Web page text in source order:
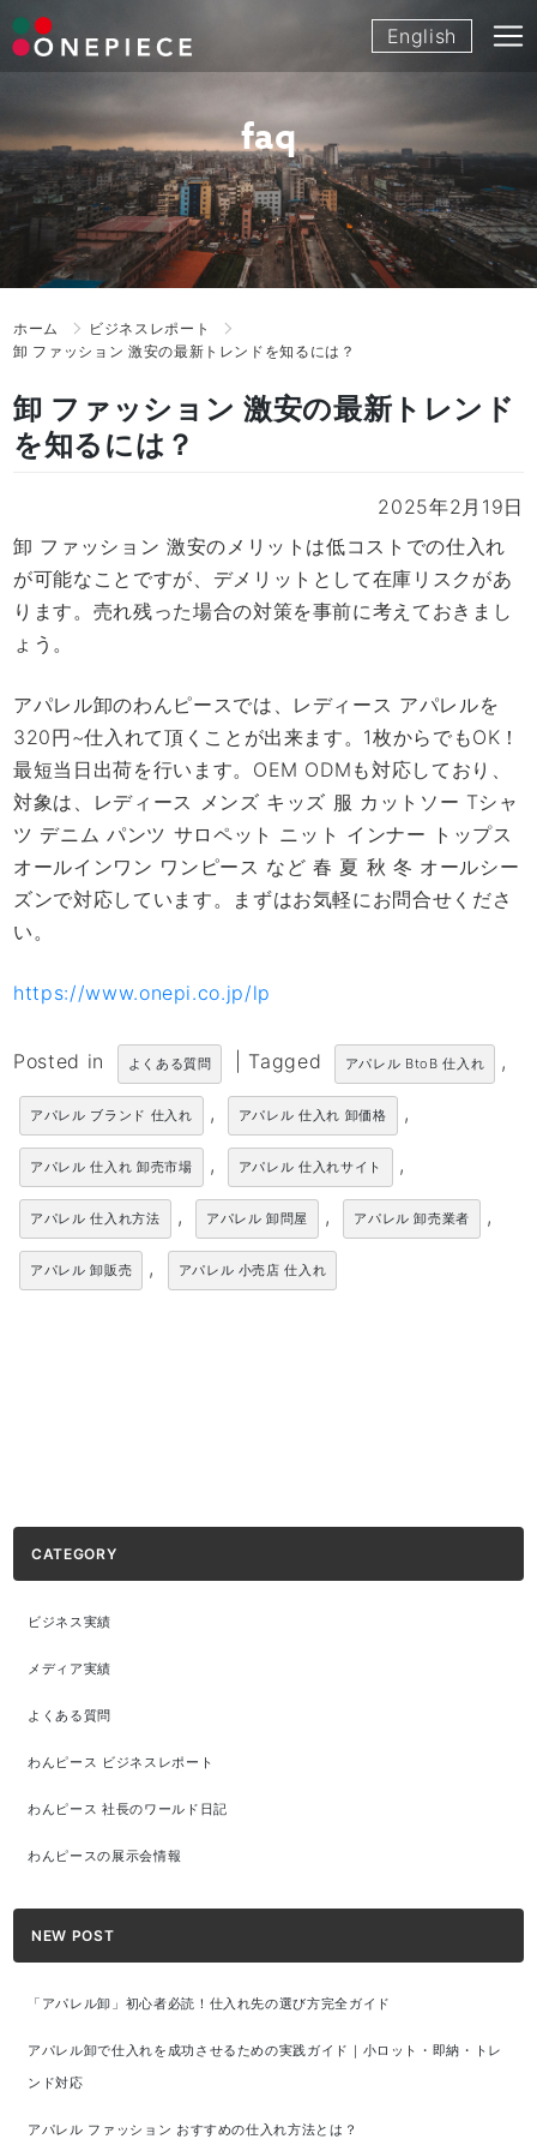
Skip
to
English
faq
ホーム
ビジネスレポート
卸 ファッション 激安の最新トレンドを知るには？
卸 ファッション 激安の最新トレンド
を知るには？
2025年2月19日
卸 ファッション 激安のメリットは低コストでの仕入れ
が可能なことですが、デメリットとして在庫リスクがあ
ります。売れ残った場合の対策を事前に考えておきまし
ょう。
アパレル卸のわんピースでは、レディース アパレルを
320円~仕入れて頂くことが出来ます。1枚からでもOK！
最短当日出荷を行います。OEM ODMも対応しており、
対象は、レディース メンズ キッズ 服 カットソー Tシャ
ツ デニム パンツ サロペット ニット インナー トップス
オールインワン ワンピース など 春 夏 秋 冬 オールシー
ズンで対応しています。まずはお気軽にお問合せくださ
い。
https://www.onepi.co.jp/lp
Posted in よくある質問 Tagged アパレル BtoB 仕入れ ,
アパレル ブランド 仕入れ , アパレル 仕入れ 卸価格 ,
アパレル 仕入れ 卸売市場 , アパレル 仕入れサイト ,
アパレル 仕入れ方法 , アパレル 卸問屋 , アパレル 卸売業者 ,
アパレル 卸販売 , アパレル 小売店 仕入れ
CATEGORY
ビジネス実績
メディア実績
よくある質問
わんピース ビジネスレポート
わんピース 社長のワールド日記
わんピースの展示会情報
NEW POST
「アパレル卸」初心者必読！仕入れ先の選び方完全ガイド
アパレル卸で仕入れを成功させるための実践ガイド｜小ロット・即納・トレ
ンド対応
アパレル ファッション おすすめの仕入れ方法とは？